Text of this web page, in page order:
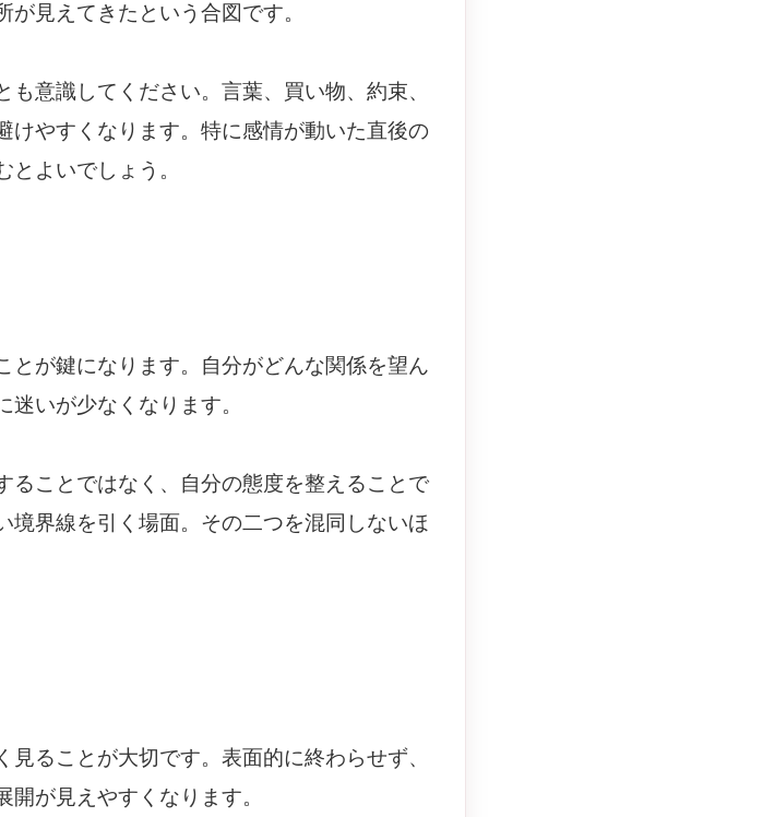
見えてきたという合図です。
意識してください。言葉、買い物、約束、
けやすくなります。特に感情が動いた直後の
よいでしょう。
とが鍵になります。自分がどんな関係を望ん
いが少なくなります。
ることではなく、自分の態度を整えることで
界線を引く場面。その二つを混同しないほ
ることが大切です。表面的に終わらせず、
が見えやすくなります。